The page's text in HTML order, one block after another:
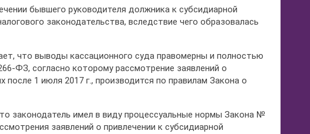
бывшего руководителя должника к субсидиарной
законодательства, вследствие чего образовалась
что выводы кассационного суда правомерны и полностью
ФЗ, согласно которому рассмотрение заявлений о
1 июля 2017 г., производится по правилам Закона о
законодатель имел в виду процессуальные нормы Закона №
заявлений о привлечении к субсидиарной